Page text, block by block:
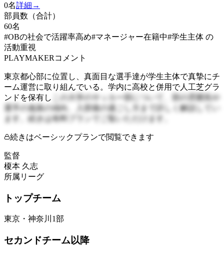
0名詳細→
部員数（合計）
60名
#OBの社会で活躍率高め#マネージャー在籍中#学生主体 の
活動重視
PLAYMAKERコメント
東京都心部に位置し、真面目な選手達が学生主体で真摯にチ
ーム運営に取り組んでいる。学内に高校と併用で人工芝グラ
ンドを保有し
この大学のサッカー部について、部の雰囲気や
選手の進路の傾向、入部後の過ごし方まで詳しく解説してい
ます。続きは有料プランでご覧いただけます。
続きはベーシックプランで閲覧できます
監督
榎本 久志
所属リーグ
トップチーム
東京・神奈川1部
セカンドチーム以降